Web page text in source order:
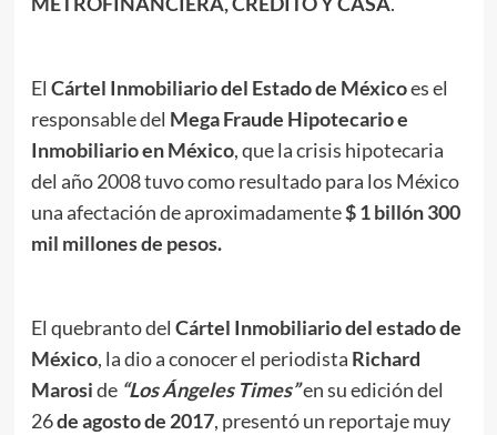
El Cártel Inmobiliario del Estado de Méxicoes el
responsable del Mega Fraude Hipotecario e
Inmobiliario en México, que la crisis hipotecaria
del año 2008 tuvo como resultado para los México
una afectación de aproximadamente$ 1 billón 300
mil millones de pesos.
El quebranto del Cártel Inmobiliario del estado de
México, la dio a conocer el periodista Richard
Maroside “Los Ángeles Times”en su edición del
26de agosto de 2017, presentó un reportaje muy